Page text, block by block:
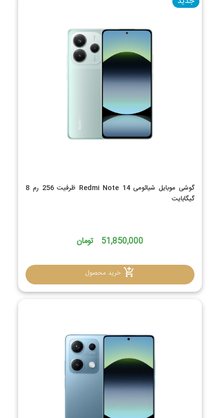
گوشی موبایل شیائومی Redmi Note 14 ظرفیت 256 رم 8
گیگابایت
51,850,000 تومان
خرید محصول